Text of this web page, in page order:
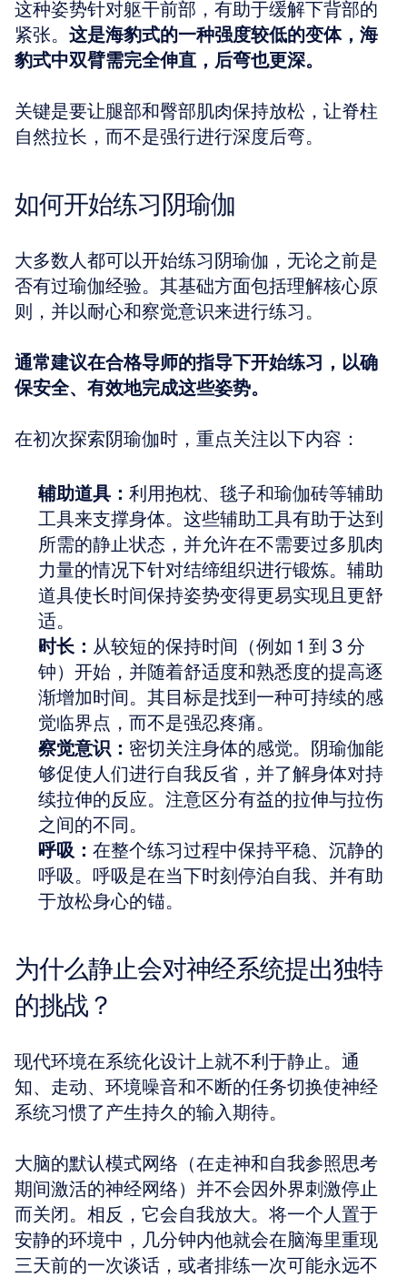
这种姿势针对躯干前部，有助于缓解下背部的
紧张。 这是海豹式的一种强度较低的变体，海
豹式中双臂需完全伸直，后弯也更深。
关键是要让腿部和臀部肌肉保持放松，让脊柱
自然拉长，而不是强行进行深度后弯。
如何开始练习阴瑜伽
大多数人都可以开始练习阴瑜伽，无论之前是
否有过瑜伽经验。其基础方面包括理解核心原
则，并以耐心和察觉意识来进行练习。
通常建议在合格导师的指导下开始练习，以确
保安全、有效地完成这些姿势。
在初次探索阴瑜伽时，重点关注以下内容：
辅助道具： 利用抱枕、毯子和瑜伽砖等辅助
工具来支撑身体。这些辅助工具有助于达到
所需的静止状态，并允许在不需要过多肌肉
力量的情况下针对结缔组织进行锻炼。辅助
道具使长时间保持姿势变得更易实现且更舒
适。
时长： 从较短的保持时间（例如 1 到 3 分
钟）开始，并随着舒适度和熟悉度的提高逐
渐增加时间。其目标是找到一种可持续的感
觉临界点，而不是强忍疼痛。
察觉意识： 密切关注身体的感觉。阴瑜伽能
够促使人们进行自我反省，并了解身体对持
续拉伸的反应。注意区分有益的拉伸与拉伤
之间的不同。
呼吸： 在整个练习过程中保持平稳、沉静的
呼吸。呼吸是在当下时刻停泊自我、并有助
于放松身心的锚。
为什么静止会对神经系统提出独特
的挑战？
现代环境在系统化设计上就不利于静止。通
知、走动、环境噪音和不断的任务切换使神经
系统习惯了产生持久的输入期待。
大脑的默认模式网络（在走神和自我参照思考
期间激活的神经网络）并不会因外界刺激停止
而关闭。相反，它会自我放大。将一个人置于
安静的环境中，几分钟内他就会在脑海里重现
三天前的一次谈话，或者排练一次可能永远不